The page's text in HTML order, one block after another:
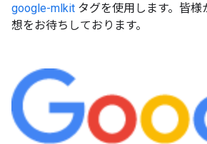
google-mlkit タグを使用します。皆
想をお待ちしております。